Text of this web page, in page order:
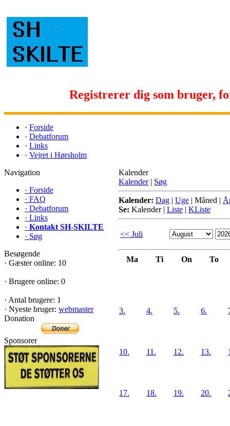
Registrerer dig som bruger,
· Forside
· Debatforum
· Links
· Vejret i Hørsholm
Navigation
· Forside
· FAQ
· Debatforum
· Links
· Kontakt SH-SKILTE
· Søg
Besøgende
· Gæster online: 10
· Brugere online: 0
· Antal brugere: 1
· Nyeste bruger: webmaster
Donation
Sponsorer
Kalender
Kalender | Søg
Kalender: Dag | Uge | Måned |
Se: Kalender| Liste | KListe
<< Juli
Ma Ti On To
3. 4. 5. 6.
10. 11. 12. 13.
17. 18. 19. 20.